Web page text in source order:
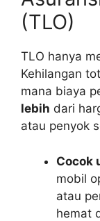
(TLO)
TLO hanya
Kehilangan
mana biaya
lebih dari
atau penyok
Cocok
mobil
atau
hemat